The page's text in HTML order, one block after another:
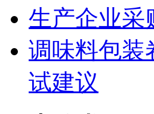
生产企业采
调味料包装
试建议